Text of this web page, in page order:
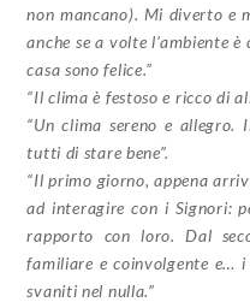
non mancano). Mi diverto e
anche se a volte l’ambiente
casa sono felice.”
“Il clima è festoso e ricco di
“Un clima sereno e allegro.
tutti di stare bene”.
“Il primo giorno, appena
ad interagire con i Signori:
rapporto con loro. Dal
familiare e coinvolgente e…
svaniti nel nulla.”